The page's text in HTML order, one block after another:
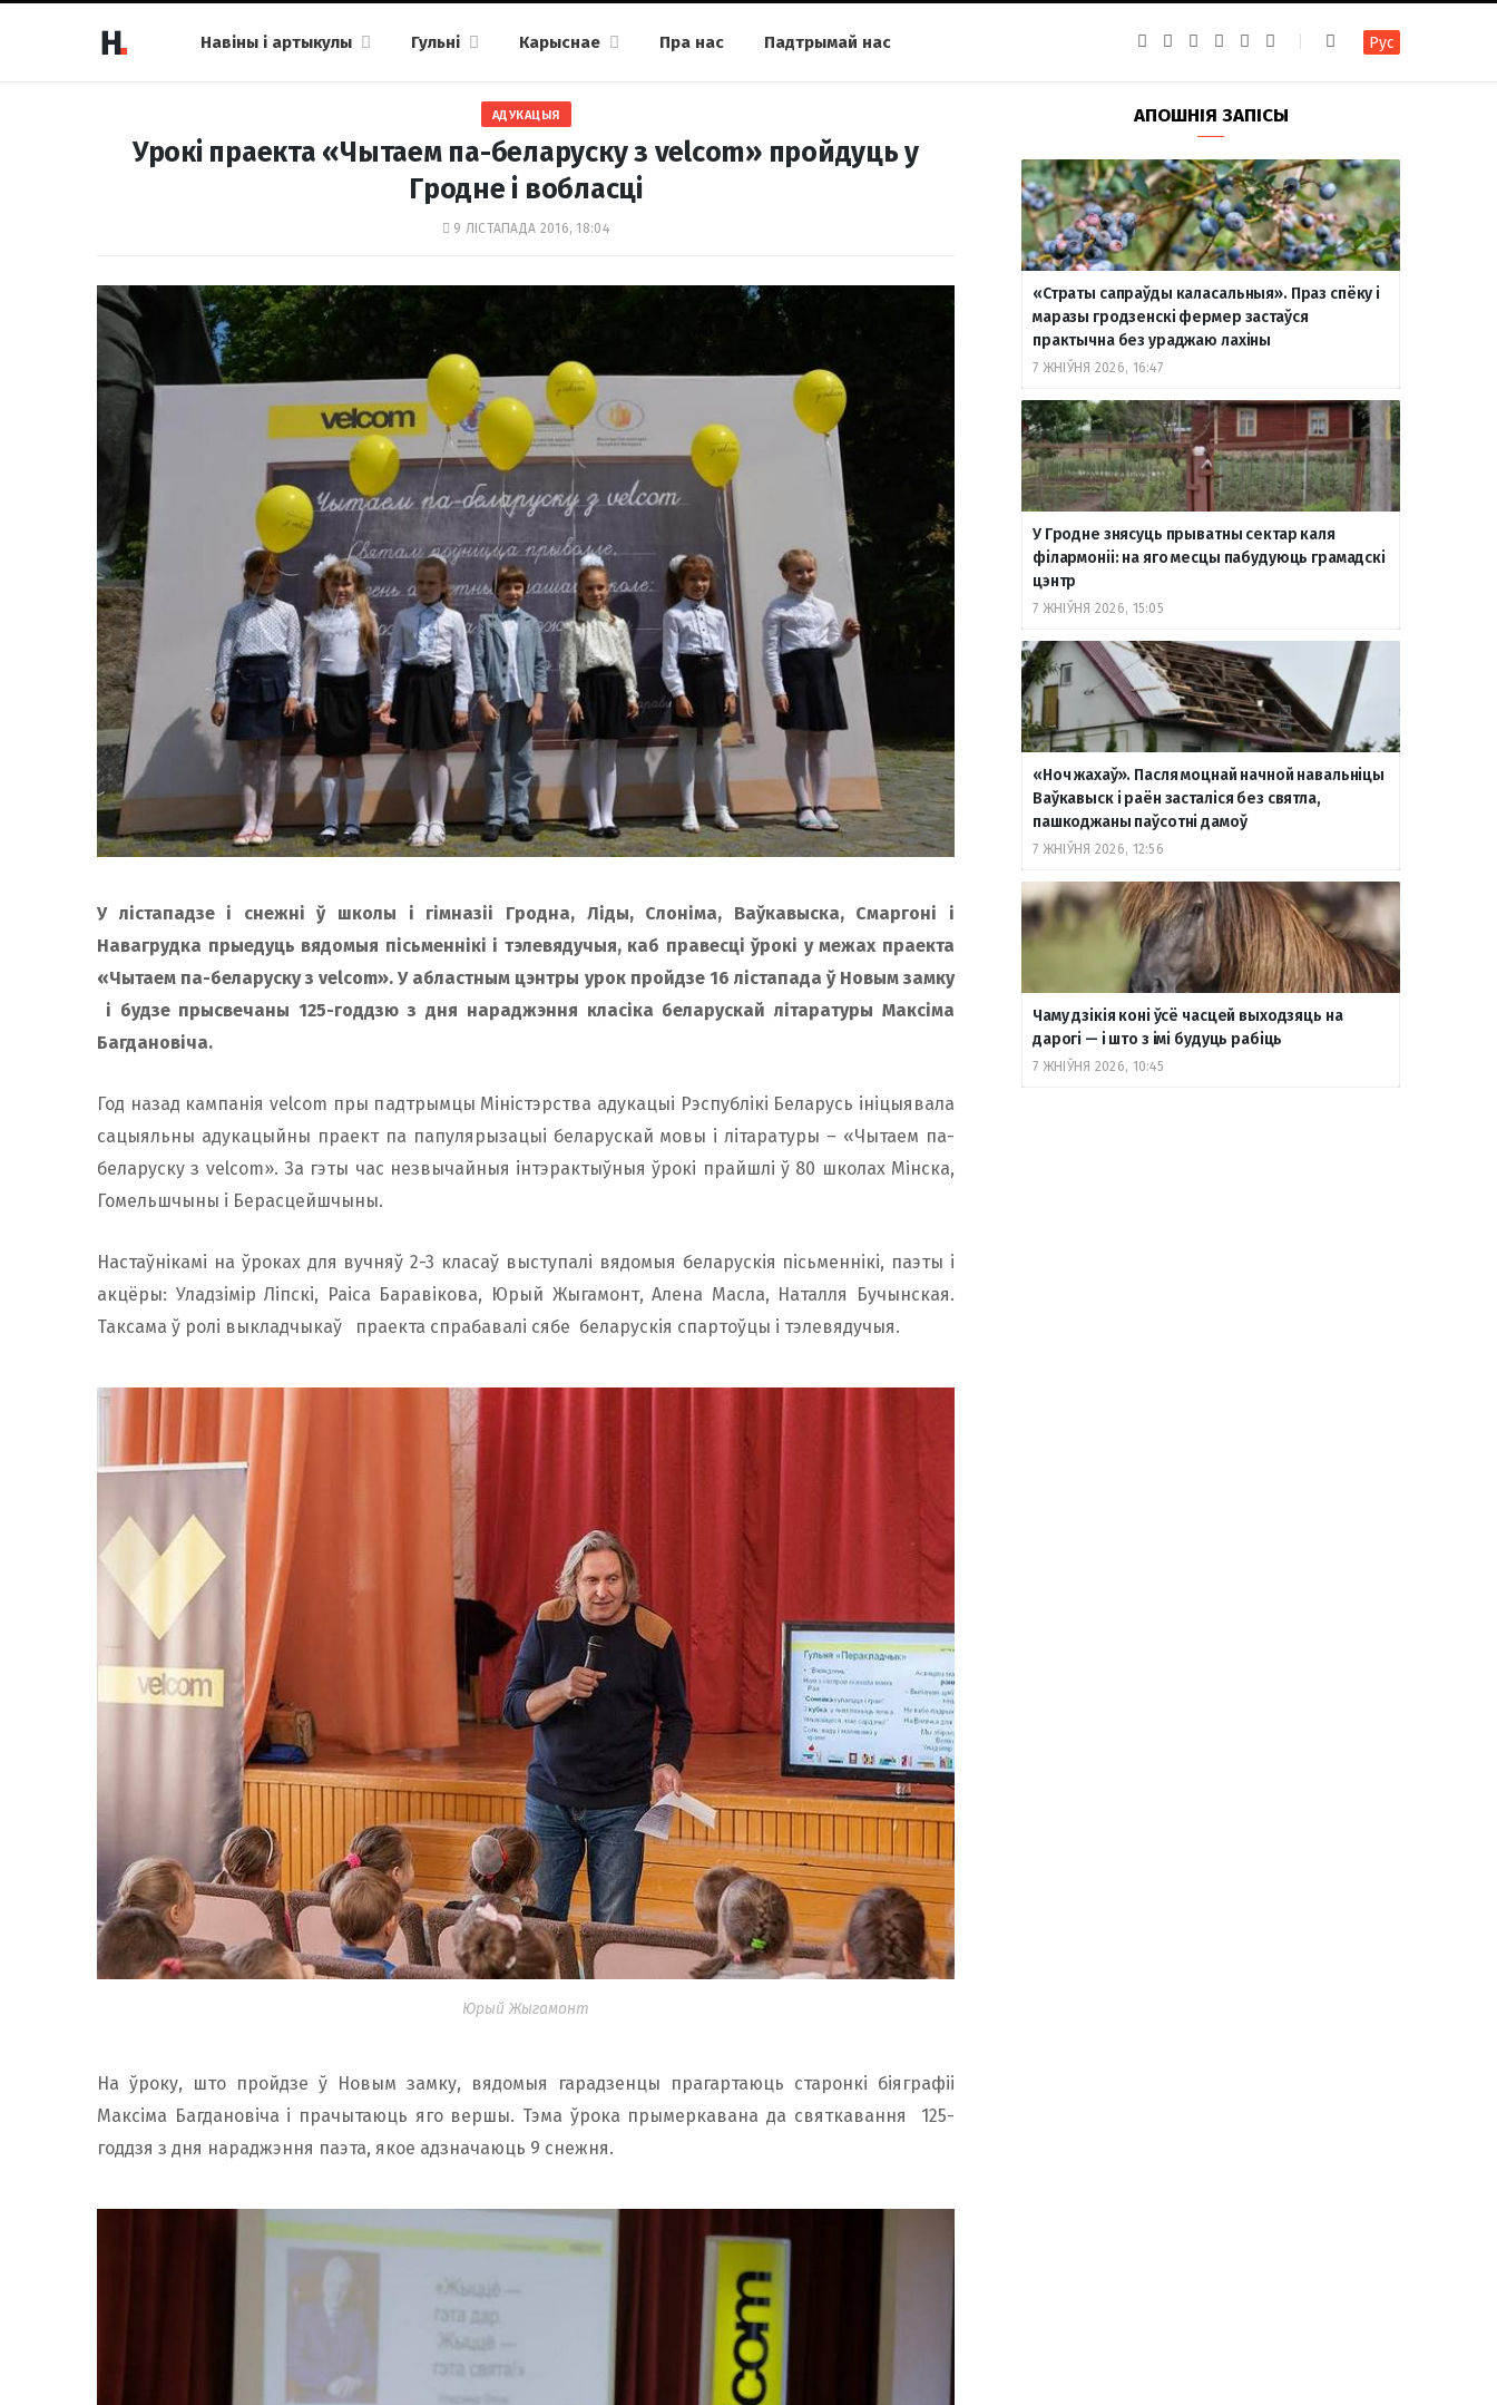
Навіны і артыкулы Гульні Карыснае Пра нас Падтрымай нас
b
o
k
a
g
a
m
g
r
a
m
u
b
т
а
т
е
Рус
АДУКАЦЫЯ
Урокі праекта «Чытаем па-беларуску з velcom» пройдуць у
Гродне і вобласці
9 ЛІСТАПАДА 2016, 18:04
У лістападзе і снежні ў школы і гімназіі Гродна, Ліды, Слоніма, Ваўкавыска, Смаргоні і
Навагрудка прыедуць вядомыя пісьменнікі і тэлевядучыя, каб правесці ўрокі у межах праекта
«Чытаем па-беларуску з velcom». У абластным цэнтры урок пройдзе 16 лістапада ў Новым замку
і будзе прысвечаны 125-годдзю з дня нараджэння класіка беларускай літаратуры Максіма
Багдановіча.
Год назад кампанія velcom пры падтрымцы Міністэрства адукацыі Рэспублікі Беларусь ініцыявала
сацыяльны адукацыйны праект па папулярызацыі беларускай мовы і літаратуры – «Чытаем па-
беларуску з velcom». За гэты час незвычайныя інтэрактыўныя ўрокі прайшлі ў 80 школах Мінска,
Гомельшчыны і Берасцейшчыны.
Настаўнікамі на ўроках для вучняў 2-3 класаў выступалі вядомыя беларускія пісьменнікі, паэты і
акцёры: Уладзімір Ліпскі, Раіса Баравікова, Юрый Жыгамонт, Алена Масла, Наталля Бучынская.
Таксама ў ролі выкладчыкаў праекта спрабавалі сябе беларускія спартоўцы і тэлевядучыя.
Юрый Жыгамонт
На ўроку, што пройдзе ў Новым замку, вядомыя гарадзенцы прагартаюць старонкі біяграфіі
Максіма Багдановіча і прачытаюць яго вершы. Тэма ўрока прымеркавана да святкавання 125-
годдзя з дня нараджэння паэта, якое адзначаюць 9 снежня.
АПОШНІЯ ЗАПІСЫ
«Страты сапраўды каласальныя». Праз спёку і
маразы гродзенскі фермер застаўся
практычна без ураджаю лахіны
7 ЖНІЎНЯ 2026, 16:47
У Гродне знясуць прыватны сектар каля
філармоніі: на яго месцы пабудуюць грамадскі
цэнтр
7 ЖНІЎНЯ 2026, 15:05
«Ноч жахаў». Пасля моцнай начной навальніцы
Ваўкавыск і раён засталіся без святла,
пашкоджаны паўсотні дамоў
7 ЖНІЎНЯ 2026, 12:56
Чаму дзікія коні ўсё часцей выходзяць на
дарогі — і што з імі будуць рабіць
7 ЖНІЎНЯ 2026, 10:45